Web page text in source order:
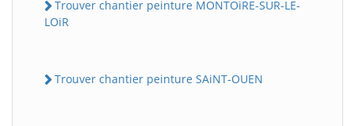
Trouver chantier peinture MONTOiRE-SUR-LE-
LOiR
Trouver chantier peinture SAiNT-OUEN